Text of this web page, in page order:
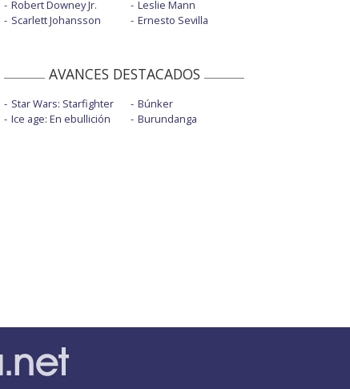
Robert Downey Jr.
Scarlett Johansson
Leslie Mann
Ernesto Sevilla
AVANCES DESTACADOS
Star Wars: Starfighter
Ice age: En ebullición
Búnker
Burundanga